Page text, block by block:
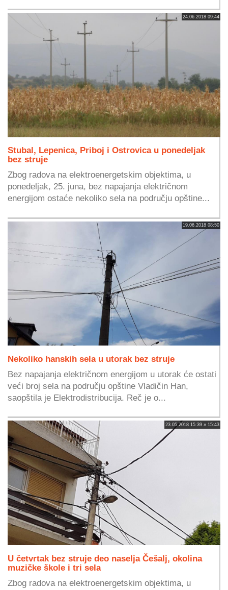
24.06.2018 09:44
Stubal, Lepenica, Priboj i Ostrovica u ponedeljak
bez struje
Zbog radova na elektroenergetskim objektima, u
ponedeljak, 25. juna, bez napajanja električnom
energijom ostaće nekoliko sela na području opštine...
19.06.2018 08:50
Nekoliko hanskih sela u utorak bez struje
Bez napajanja električnom energijom u utorak će ostati
veći broj sela na području opštine Vladičin Han,
saopštila je Elektrodistribucija. Reč je o...
23.05.2018 15:39 » 15:43
U četvrtak bez struje deo naselja Češalj, okolina
muzičke škole i tri sela
Zbog radova na elektroenergetskim objektima, u